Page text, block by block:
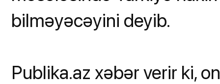
bilməyəcəyini deyib.
Publika.az xəbər verir ki,